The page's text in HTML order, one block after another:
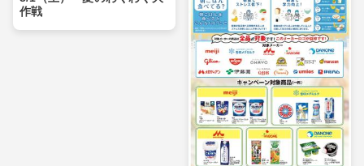
作戦